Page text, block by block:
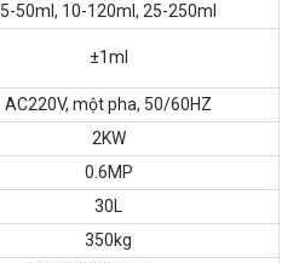
5-50ml, 10-120ml, 25-250ml
±1ml
AC220V, một pha, 50/60HZ
2KW
0.6MP
30L
350kg